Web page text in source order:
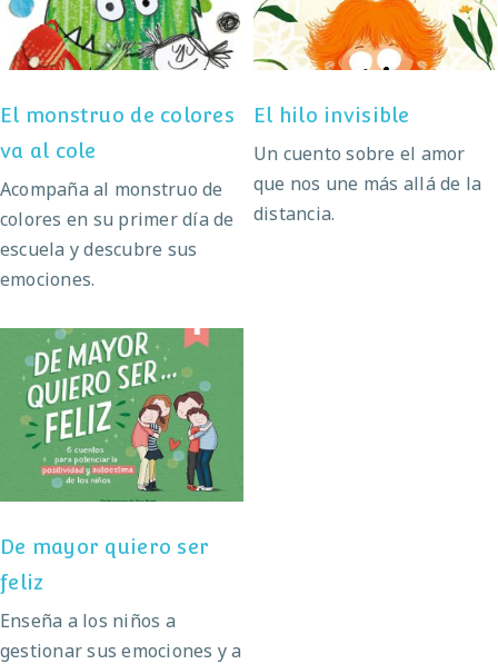
colores va al cole
El monstruo de colores
va al cole
Acompaña al monstruo de
colores en su primer día de
escuela y descubre sus
emociones.
El hilo invisible
Un cuento sobre el amor
que nos une más allá de la
distancia.
De mayor quiero ser
feliz
De mayor quiero ser
feliz
Enseña a los niños a
gestionar sus emociones y a